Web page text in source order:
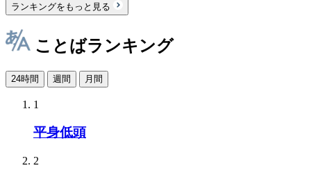
ランキングをもっと見る
ことばランキング
24時間 週間 月間
1
平身低頭
2